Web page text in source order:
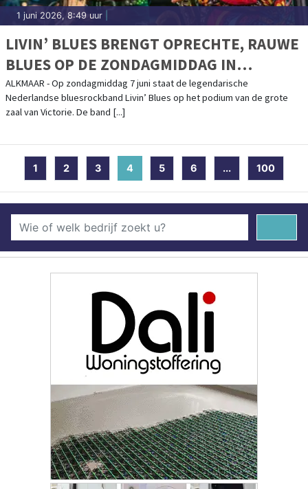
1 juni 2026, 8:49 uur
LIVIN’ BLUES BRENGT OPRECHTE, RAUWE
BLUES OP DE ZONDAGMIDDAG IN
VICTORIE
ALKMAAR - Op zondagmiddag 7 juni staat de legendarische
Nederlandse bluesrockband Livin’ Blues op het podium van de grote
zaal van Victorie. De band [...]
1 2 3 4 (current)
5 6 ... 100